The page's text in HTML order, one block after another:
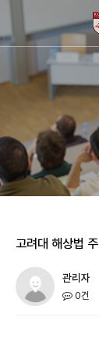
고려대 해상법
관리자
0건